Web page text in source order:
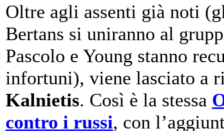
Oltre agli assenti già noti
Bertans si uniranno al
Pascolo e Young stanno
infortuni), viene lasciato a
Kalnietis. Così è la stessa
contro i russi, con